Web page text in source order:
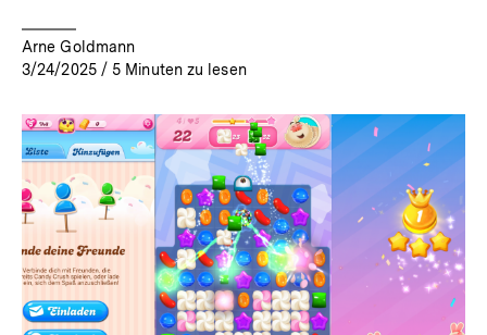
Arne Goldmann
3/24/2025 / 5 Minuten zu lesen